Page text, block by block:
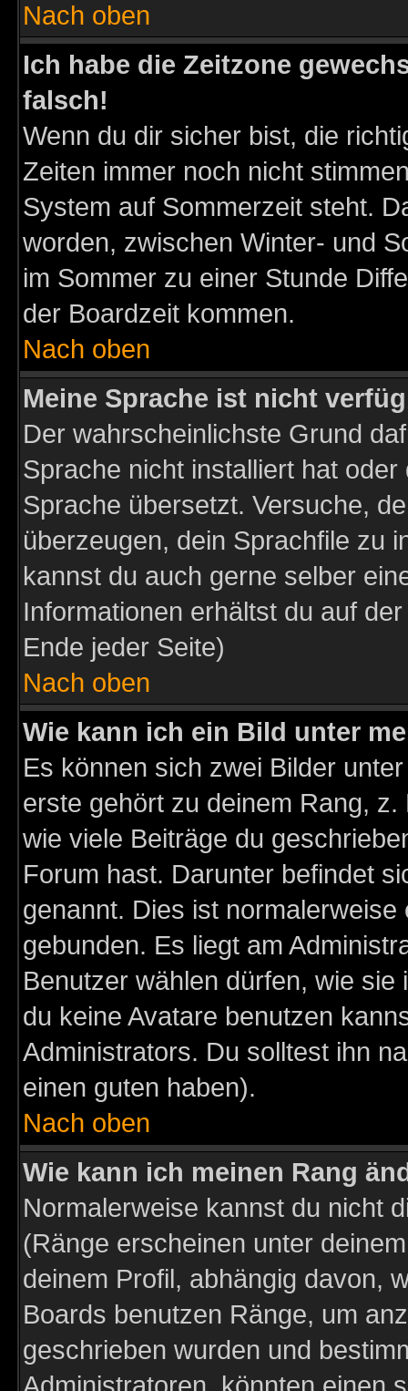
Nach oben
Ich habe die Zeitzone
falsch!
Wenn du dir sicher bist, die
Zeiten immer noch nicht
System auf Sommerzeit steht.
worden, zwischen Winter- und
im Sommer zu einer Stunde
der Boardzeit kommen.
Nach oben
Meine Sprache ist nicht
Der wahrscheinlichste Grund
Sprache nicht installiert hat
Sprache übersetzt. Versuche,
überzeugen, dein Sprachfile zu
kannst du auch gerne selber
Informationen erhältst du auf
Ende jeder Seite)
Nach oben
Wie kann ich ein Bild unter
Es können sich zwei Bilder
erste gehört zu deinem Rang,
wie viele Beiträge du
Forum hast. Darunter befindet
genannt. Dies ist
gebunden. Es liegt am
Benutzer wählen dürfen, wie
du keine Avatare benutzen
Administrators. Du solltest ihn
einen guten haben).
Nach oben
Wie kann ich meinen Rang
Normalerweise kannst du nicht
(Ränge erscheinen unter
deinem Profil, abhängig davon,
Boards benutzen Ränge, um
geschrieben wurden und